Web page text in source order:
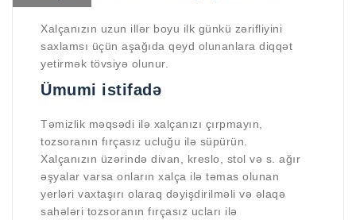
Xalçanızın uzun illər boyu ilk günkü zərifliyini
saxlamsı üçün aşağıda qeyd olunanlara diqqət
yetirmək tövsiyə olunur.
Ümumi istifadə
Təmizlik məqsədi ilə xalçanızı çırpmayın,
tozsoranın fırçasız ucluğu ilə süpürün.
Xalçanızın üzərində divan, kreslo, stol və s. ağır
əşyalar varsa onların xalça ilə təmas olunan
yerləri vaxtaşırı olaraq dəyişdirilməli və əlaqə
sahələri tozsoranın fırçasız ucları ilə